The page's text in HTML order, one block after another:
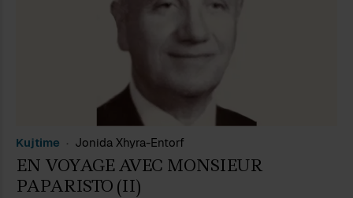
Kujtime Jonida Xhyra-Entorf
EN VOYAGE AVEC MONSIEUR
PAPARISTO (II)